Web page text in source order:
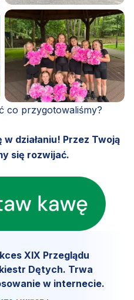
co przygotowaliśmy?
działaniu! Przez Twoją
się rozwijać.
XIX Przeglądu
Dętych. Trwa
w internecie.